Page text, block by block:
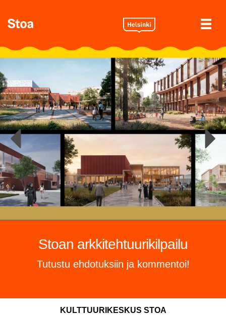
Tutustu syksyn ohjelmistoon!
RISA: Only Bones 2.0 | 3.–6.9.2026
KULTTUURIKESKUS STOA